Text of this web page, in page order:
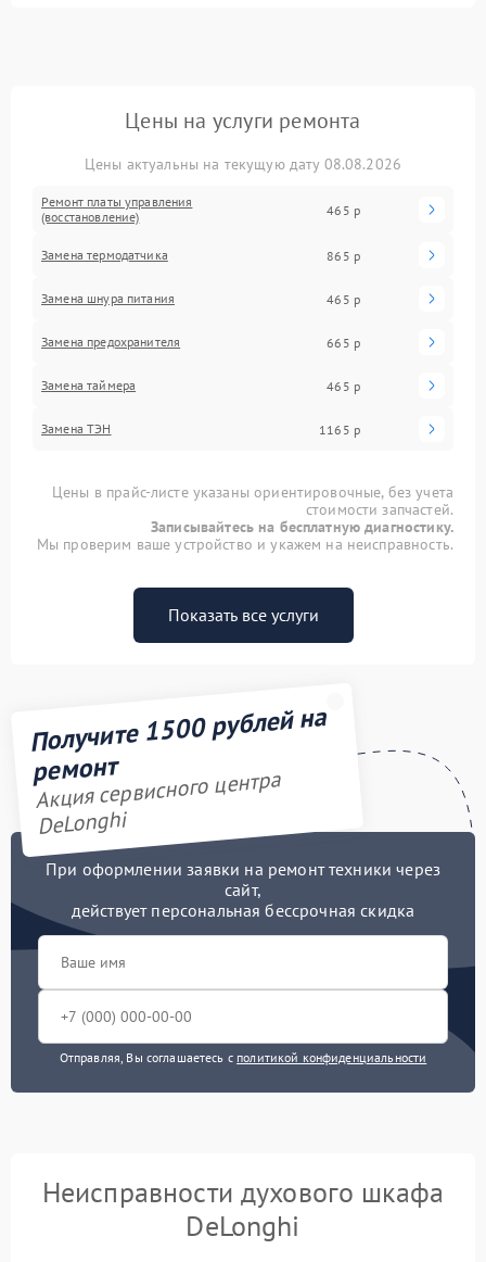
Цены на услуги ремонта
Цены актуальны на текущую дату 08.08.2026
Ремонт платы управления
(восстановление)
465 р
Замена термодатчика 865 р
Замена шнура питания 465 р
Замена предохранителя 665 р
Замена таймера 465 р
Замена ТЭН 1165 р
Цены в прайс-листе указаны ориентировочные, без учета
стоимости запчастей.
Записывайтесь на бесплатную диагностику.
Мы проверим ваше устройство и укажем на неисправность.
Показать все услуги
Получите 1500 рублей на
ремонт
Акция сервисного центра
DeLonghi
При оформлении заявки на ремонт техники через
сайт,
действует персональная бессрочная скидка
Отправляя, Вы соглашаетесь с политикой конфиденциальности
Неисправности духового шкафа
DeLonghi